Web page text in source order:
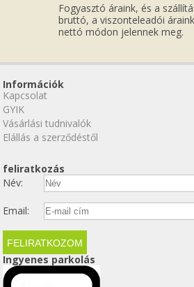
Fogyasztó áraink, és a
bruttó, a viszonteleadói
nettó módon jelennek meg.
Információk
Kapcsolat
GYIK
Vásárlási tudnivalók
Elállás a szerződéstől
feliratkozás
Név:
Email:
Ingyenes parkolás